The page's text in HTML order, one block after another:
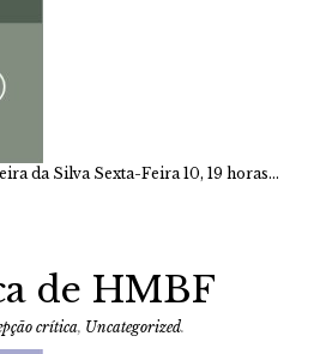
da Silva Sexta-Feira 10, 19 horas…
de HMBF
crítica, Uncategorized.